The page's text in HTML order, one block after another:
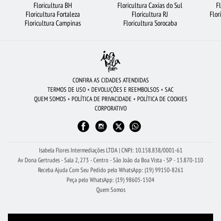
FLORICULTURA SANTO ANDRÉ FLORICULTURA PORTO ALEGRE
VIOLETA
FLORICULTURA BARUERI
FLORICULTURA SP FLORICULTURA SALVADOR FLORICULTURA NITERÓI
CESTA DE CAFÉ DA MANHÃ
BUQUÊ DE 12 ROSAS VERMELHAS
FLORICULTURA UBERLÂNDIA
Floricultura BH
Floricultura Fortaleza
Floricultura Campinas
Floricultura Caxias do Sul
Floricultura RJ
Floricultura Sorocaba
CONFIRA AS CIDADES ATENDIDAS
TERMOS DE USO • DEVOLUÇÕES E REEMBOLSOS • SAC
QUEM SOMOS • POLÍTICA DE PRIVACIDADE • POLÍTICA DE COOKIES
CORPORATIVO
Isabela Flores Intermediações LTDA | CNPJ: 10.158.838/0001-61
Av Dona Gertrudes - Sala 2, 273 - Centro - São João da Boa Vista - SP - 13.870-110
Receba Ajuda Com Seu Pedido pelo WhatsApp: (19) 99150-8261
Peça pelo WhatsApp: (19) 98605-1504
Quem Somos